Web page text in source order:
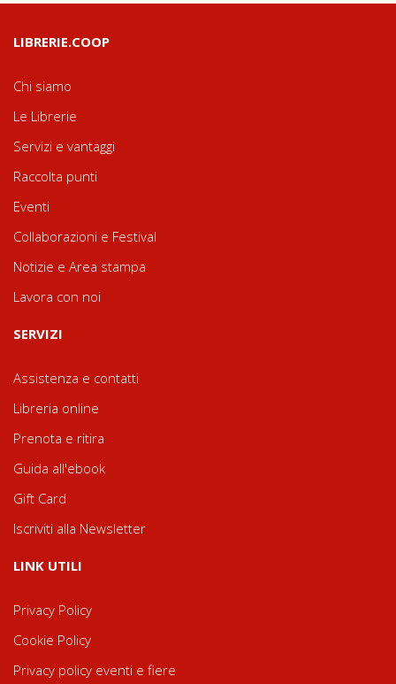
LIBRERIE.COOP
Chi siamo
Le Librerie
Servizi e vantaggi
Raccolta punti
Eventi
Collaborazioni e Festival
Notizie e Area stampa
Lavora con noi
SERVIZI
Assistenza e contatti
Libreria online
Prenota e ritira
Guida all'ebook
Gift Card
Iscriviti alla Newsletter
LINK UTILI
Privacy Policy
Cookie Policy
Privacy policy eventi e fiere